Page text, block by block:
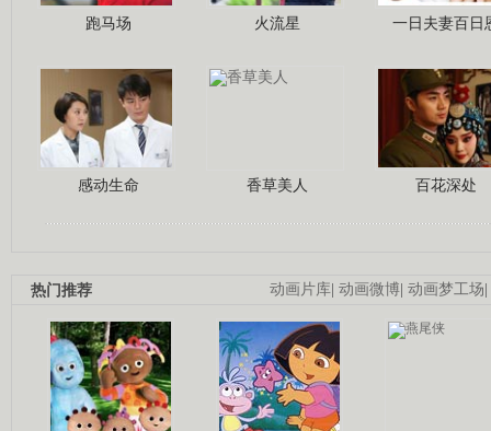
跑马场 火流星 一日夫妻百日
感动生命 香草美人 百花深处
动画片库| 动画微博| 动画梦工场|
热门推荐